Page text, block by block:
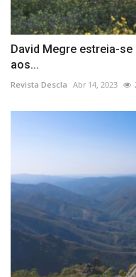
David Megre estreia-se
aos...
Revista Descla Abr 14, 2023